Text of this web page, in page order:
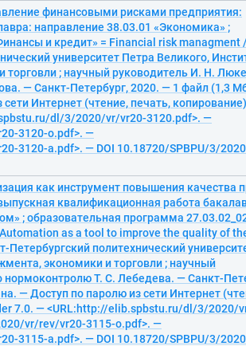
финансовыми рисками предприятия:
направление 38.03.01 «Экономика» ;
и кредит» = Financial risk managment
университет Петра Великого,
; научный руководитель И. Н.
— Санкт-Петербург, 2020. — 1 файл (1,3
Интернет (чтение, печать,
dl/3/2020/vr/vr20-3120.pdf>. —
3120-o.pdf>. —
3120-a.pdf>. — DOI 10.18720/SPBPU/3/
как инструмент повышения качества
квалификационная работа
; образовательная программа
as a tool to improve the quality of
политехнический
экономики и торговли ; научный
нормоконтролю Т. С. Лебедева. — Санкт-
— Доступ по паролю из сети Интернет
7.0. — <URL:http://elib.spbstu.ru/dl/3/2020/
vr/rev/vr20-3115-o.pdf>. —
3115-a.pdf>. — DOI 10.18720/SPBPU/3/